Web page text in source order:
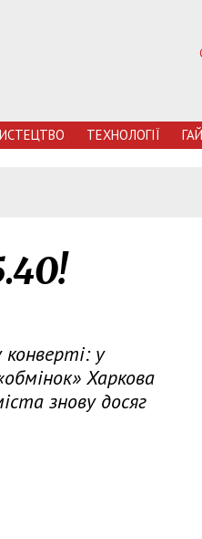
ТЕХНОЛОГIЇ
у
Харкова
знову досяг